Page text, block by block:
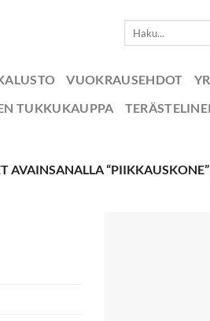
VUOKRAUSEHDOT
TUKKUKAUPPA
AVAINSANALLA “PIIKKAUSKONE”